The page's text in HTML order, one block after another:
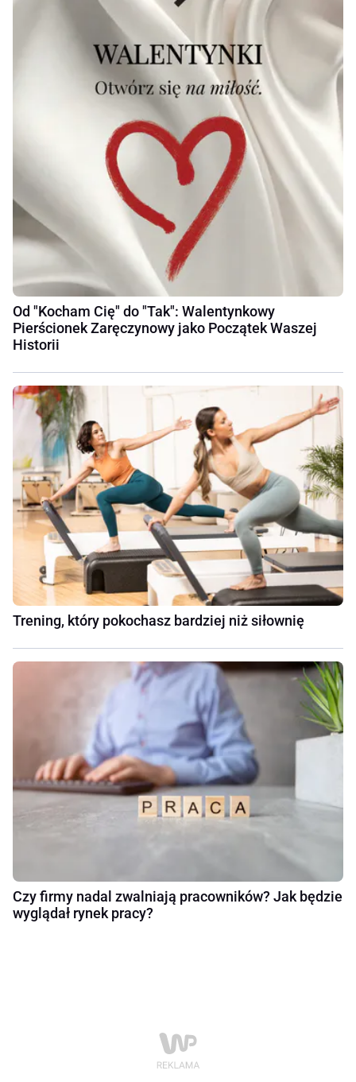
Od "Kocham Cię" do "Tak": Walentynkowy
Pierścionek Zaręczynowy jako Początek Waszej
Historii
Trening, który pokochasz bardziej niż siłownię
Czy firmy nadal zwalniają pracowników? Jak będzie
wyglądał rynek pracy?